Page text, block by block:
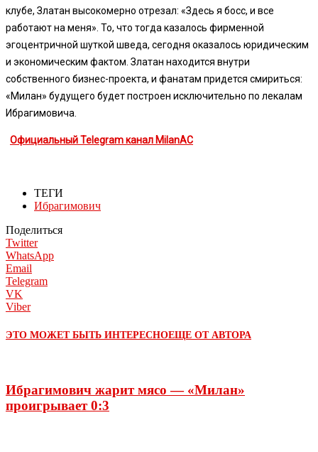
клубе, Златан высокомерно отрезал: «Здесь я босс, и все
работают на меня». То, что тогда казалось фирменной
эгоцентричной шуткой шведа, сегодня оказалось юридическим
и экономическим фактом. Златан находится внутри
собственного бизнес-проекта, и фанатам придется смириться:
«Милан» будущего будет построен исключительно по лекалам
Ибрагимовича.
Официальный Telegram канал MilanAC
ТЕГИ
Ибрагимович
Поделиться
Twitter
WhatsApp
Email
Telegram
VK
Viber
ЭТО МОЖЕТ БЫТЬ ИНТЕРЕСНОЕЩЕ ОТ АВТОРА
Ибрагимович жарит мясо — «Милан»
проигрывает 0:3